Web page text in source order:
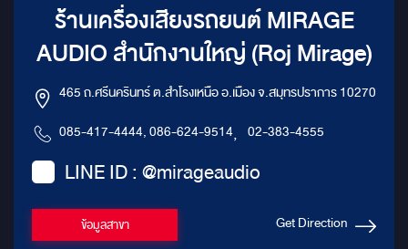
ร้านเครื่องเสียงรถยนต์ MIRAGE
AUDIO สำนักงานใหญ่ (Roj Mirage)
465 ถ.ศรีนครินทร์ ต.สำโรงเหนือ อ.เมือง จ.สมุทรปราการ 10270
085-417-4444, 086-624-9514, 02-383-4555
LINE ID : @mirageaudio
ข้อมูลสาขา Get Direction